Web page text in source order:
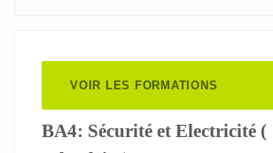
VOIR LES FORMATIONS
BA4: Sécurité et Electricité (